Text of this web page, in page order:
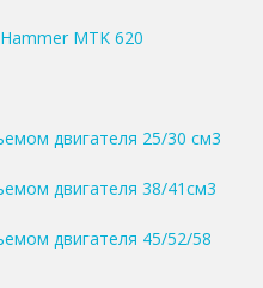
MTK 620
двигателя 25/30 см3
двигателя 38/41см3
двигателя 45/52/58